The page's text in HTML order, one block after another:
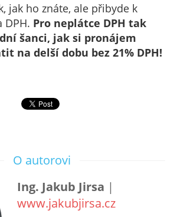
jak ho znáte, ale přibyde k
DPH. Pro neplátce DPH tak
šanci, jak si pronájem
na delší dobu bez 21% DPH!
O autorovi
Ing. Jakub Jirsa |
www.jakubjirsa.cz